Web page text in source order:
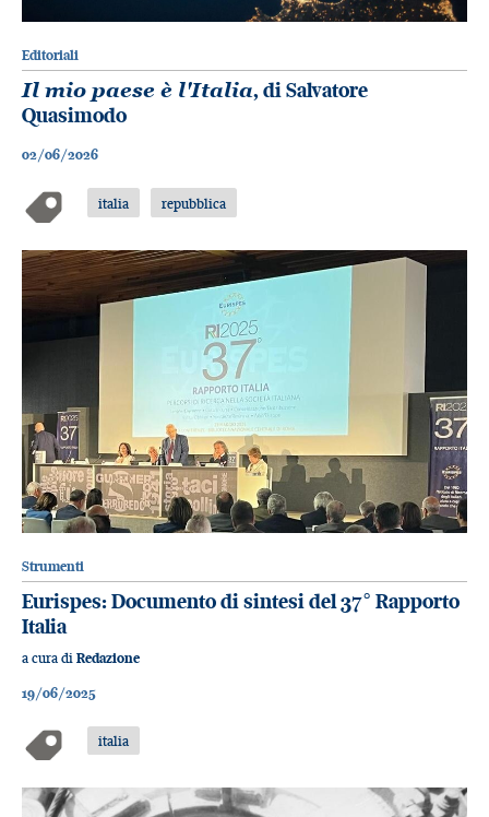
Editoriali
Il mio paese è l'Italia, di Salvatore
Quasimodo
02/06/2026
italia repubblica
Strumenti
Eurispes: Documento di sintesi del 37° Rapporto
Italia
a cura di Redazione
19/06/2025
italia